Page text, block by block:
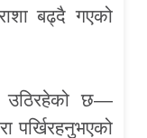
बढ्दै गएको
उठिरहेको छ—
पर्खिरहनुभएको